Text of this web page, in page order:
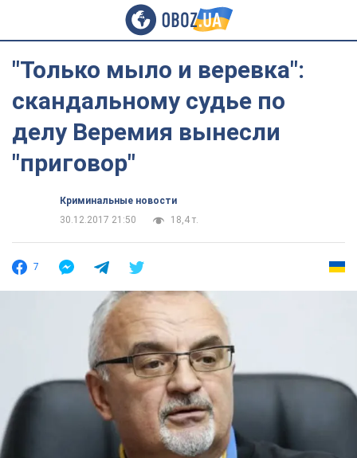
"Только мыло и веревка":
скандальному судье по
делу Веремия вынесли
"приговор"
Криминальные новости
30.12.2017 21:50
18,4 т.
7